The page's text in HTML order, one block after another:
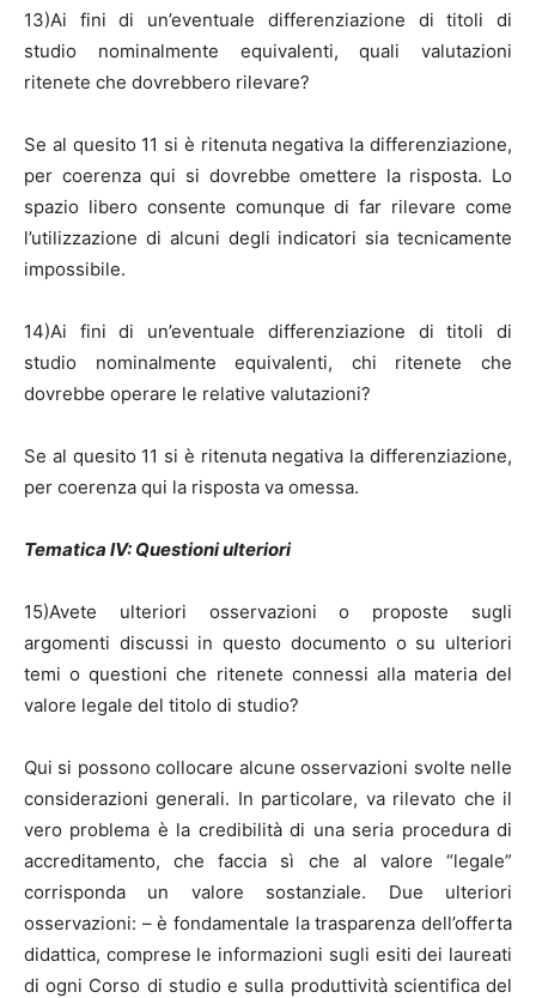
13)Ai fini di un’eventuale differenziazione di titoli di
studio nominalmente equivalenti, quali valutazioni
ritenete che dovrebbero rilevare?
Se al quesito 11 si è ritenuta negativa la differenziazione,
per coerenza qui si dovrebbe omettere la risposta. Lo
spazio libero consente comunque di far rilevare come
l’utilizzazione di alcuni degli indicatori sia tecnicamente
impossibile.
14)Ai fini di un’eventuale differenziazione di titoli di
studio nominalmente equivalenti, chi ritenete che
dovrebbe operare le relative valutazioni?
Se al quesito 11 si è ritenuta negativa la differenziazione,
per coerenza qui la risposta va omessa.
Tematica IV: Questioni ulteriori
15)Avete ulteriori osservazioni o proposte sugli
argomenti discussi in questo documento o su ulteriori
temi o questioni che ritenete connessi alla materia del
valore legale del titolo di studio?
Qui si possono collocare alcune osservazioni svolte nelle
considerazioni generali. In particolare, va rilevato che il
vero problema è la credibilità di una seria procedura di
accreditamento, che faccia sì che al valore “legale”
corrisponda un valore sostanziale. Due ulteriori
osservazioni: – è fondamentale la trasparenza dell’offerta
didattica, comprese le informazioni sugli esiti dei laureati
di ogni Corso di studio e sulla produttività scientifica del